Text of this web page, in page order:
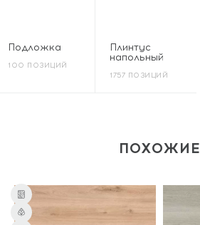
Подложка
100 ПОЗИЦИЙ
Плинтус
напольный
1757 ПОЗИЦИЙ
ПОХОЖИЕ